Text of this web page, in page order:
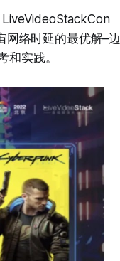
LiveVideoStackCon
络时延的最优解–边
实践。